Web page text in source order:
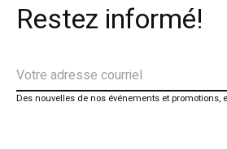
Restez informé!
Des nouvelles de nos événements et